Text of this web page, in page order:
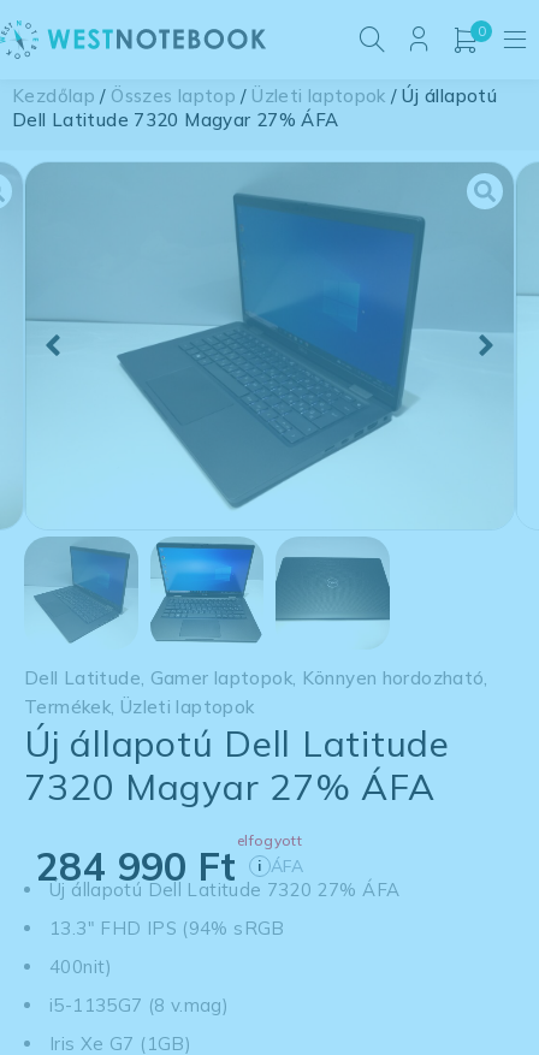
0
Kezdőlap / Összes laptop / Üzleti laptopok / Új állapotú
Dell Latitude 7320 Magyar 27% ÁFA
Dell Latitude, Gamer laptopok, Könnyen hordozható,
Termékek, Üzleti laptopok
Új állapotú Dell Latitude
7320 Magyar 27% ÁFA
elfogyott
284 990 Ft i ÁFA
Új állapotú Dell Latitude 7320 27% ÁFA
13.3" FHD IPS (94% sRGB
400nit)
i5-1135G7 (8 v.mag)
Iris Xe G7 (1GB)